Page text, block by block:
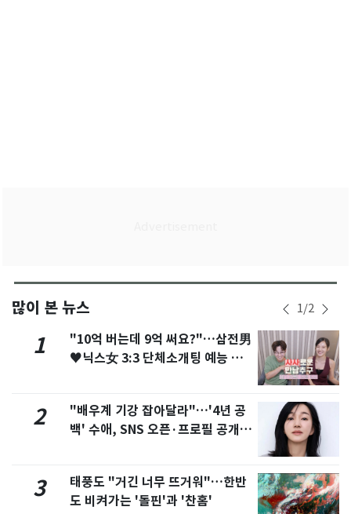
많이 본 뉴스 1/2
1
"10억 버는데 9억 써요?"…삼전男
♥닉스女 3:3 단체소개팅 예능 화
2
"배우계 기강 잡아달라"…'4년 공
백' 수애, SNS 오픈·프로필 공개
3
태풍도 "거긴 너무 뜨거워"…한반
도 비켜가는 '돌핀'과 '찬홈'